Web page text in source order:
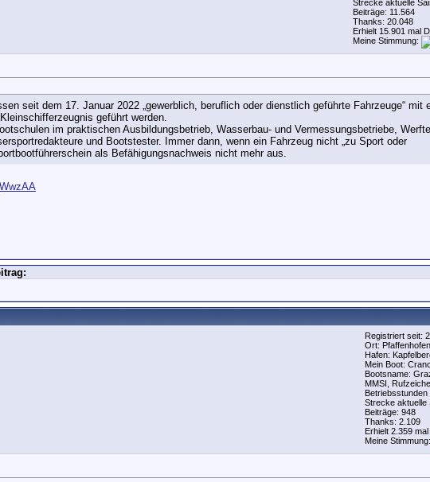
Strecke aktuelle
Beiträge: 11.564
Thanks: 20.048
Erhielt 15.901 mal
Meine Stimmung:
seit dem 17. Januar 2022 „gewerblich, beruflich oder dienstlich geführte Fahrzeuge“ mit
geführt werden.
im praktischen Ausbildungsbetrieb, Wasserbau- und Vermessungsbetriebe,
und Bootstester. Immer dann, wenn ein Fahrzeug nicht „zu Sport oder
als Befähigungsnachweis nicht mehr aus.
Registriert seit:
Ort: Pfaffenhofen
Hafen:
Mein Boot:
Bootsname:
MMSI,
Strecke aktuelle
Beiträge: 948
Thanks: 2.109
Erhielt 2.359
Meine Stimmung: